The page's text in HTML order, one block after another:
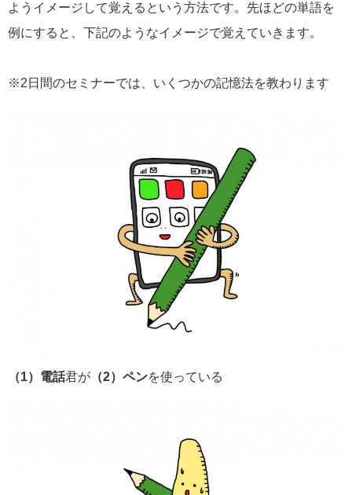
ようイメージして覚えるという方法です。先ほどの単語を
例にすると、下記のようなイメージで覚えていきます。
※2日間のセミナーでは、いくつかの記憶法を教わります
（1）電話君が （2）ペンを使っている